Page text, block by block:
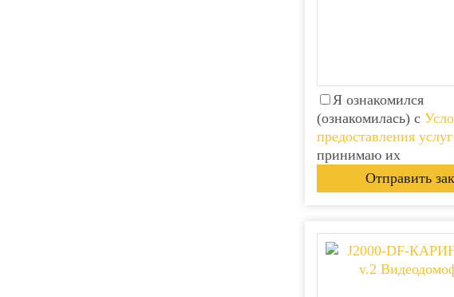
Я ознакомился
(ознакомилась) с
предоставления услуг
принимаю их